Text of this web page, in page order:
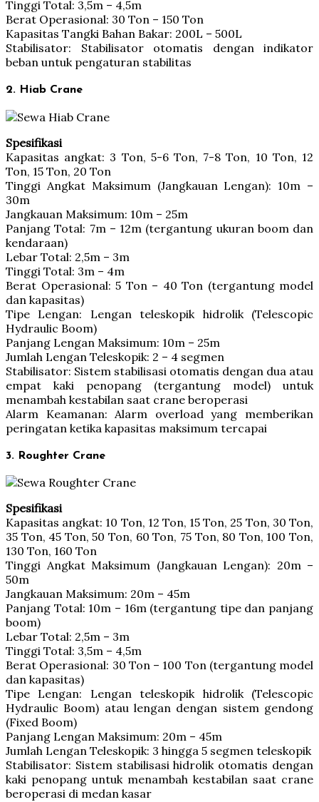
Tinggi Total: 3,5m – 4,5m
Berat Operasional: 30 Ton – 150 Ton
Kapasitas Tangki Bahan Bakar: 200L – 500L
Stabilisator: Stabilisator otomatis dengan indikator
beban untuk pengaturan stabilitas
2. Hiab Crane
Spesifikasi
Kapasitas angkat: 3 Ton, 5-6 Ton, 7-8 Ton, 10 Ton, 12
Ton, 15 Ton, 20 Ton
Tinggi Angkat Maksimum (Jangkauan Lengan): 10m –
30m
Jangkauan Maksimum: 10m – 25m
Panjang Total: 7m – 12m (tergantung ukuran boom dan
kendaraan)
Lebar Total: 2,5m – 3m
Tinggi Total: 3m – 4m
Berat Operasional: 5 Ton – 40 Ton (tergantung model
dan kapasitas)
Tipe Lengan: Lengan teleskopik hidrolik (Telescopic
Hydraulic Boom)
Panjang Lengan Maksimum: 10m – 25m
Jumlah Lengan Teleskopik: 2 – 4 segmen
Stabilisator: Sistem stabilisasi otomatis dengan dua atau
empat kaki penopang (tergantung model) untuk
menambah kestabilan saat crane beroperasi
Alarm Keamanan: Alarm overload yang memberikan
peringatan ketika kapasitas maksimum tercapai
3. Roughter Crane
Spesifikasi
Kapasitas angkat: 10 Ton, 12 Ton, 15 Ton, 25 Ton, 30 Ton,
35 Ton, 45 Ton, 50 Ton, 60 Ton, 75 Ton, 80 Ton, 100 Ton,
130 Ton, 160 Ton
Tinggi Angkat Maksimum (Jangkauan Lengan): 20m –
50m
Jangkauan Maksimum: 20m – 45m
Panjang Total: 10m – 16m (tergantung tipe dan panjang
boom)
Lebar Total: 2,5m – 3m
Tinggi Total: 3,5m – 4,5m
Berat Operasional: 30 Ton – 100 Ton (tergantung model
dan kapasitas)
Tipe Lengan: Lengan teleskopik hidrolik (Telescopic
Hydraulic Boom) atau lengan dengan sistem gendong
(Fixed Boom)
Panjang Lengan Maksimum: 20m – 45m
Jumlah Lengan Teleskopik: 3 hingga 5 segmen teleskopik
Stabilisator: Sistem stabilisasi hidrolik otomatis dengan
kaki penopang untuk menambah kestabilan saat crane
beroperasi di medan kasar